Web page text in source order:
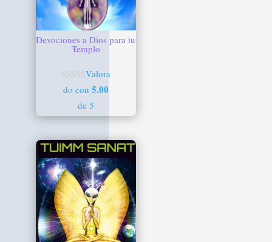
Devociones a Dios para tu
Templo
Valora
do con 5.00
de 5